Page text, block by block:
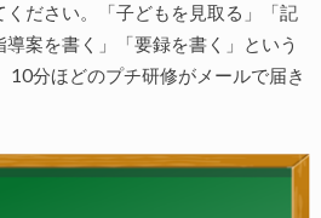
ださい。「子どもを見取る」「記
案を書く」「要録を書く」という
10分ほどのプチ研修がメールで届き